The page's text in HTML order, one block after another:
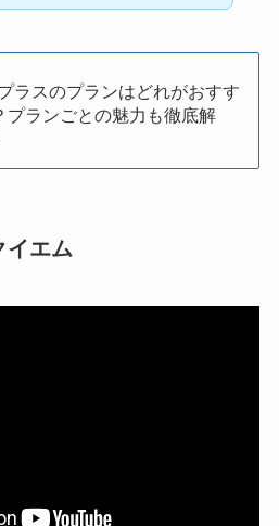
ラスのプランはどれがおすす
プランごとの魅力も徹底解
イエム